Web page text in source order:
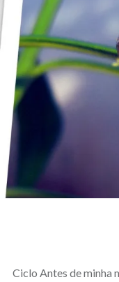
Ciclo Antes de minha